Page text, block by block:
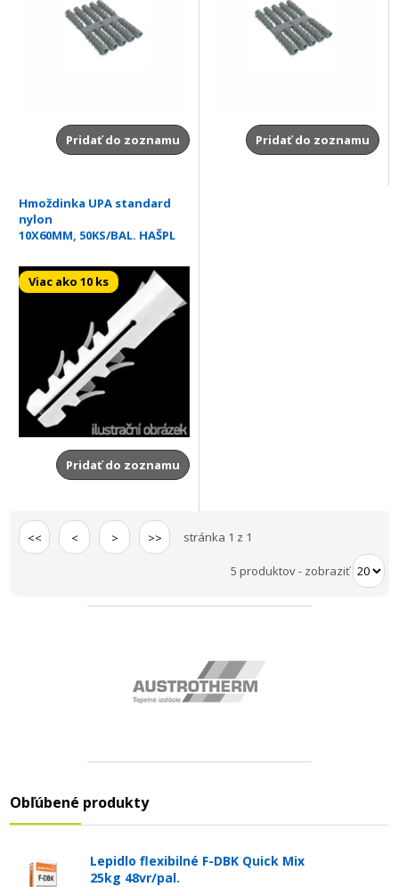
Pridať do zoznamu Pridať do zoznamu
Hmoždinka UPA standard
nylon
10X60MM, 50KS/BAL. HAŠPL
Viac ako 10 ks
Pridať do zoznamu
<< < > >> stránka 1 z 1
5 produktov- zobraziť
Obľúbené produkty
Lepidlo flexibilné F-DBK Quick Mix
25kg 48vr/pal.